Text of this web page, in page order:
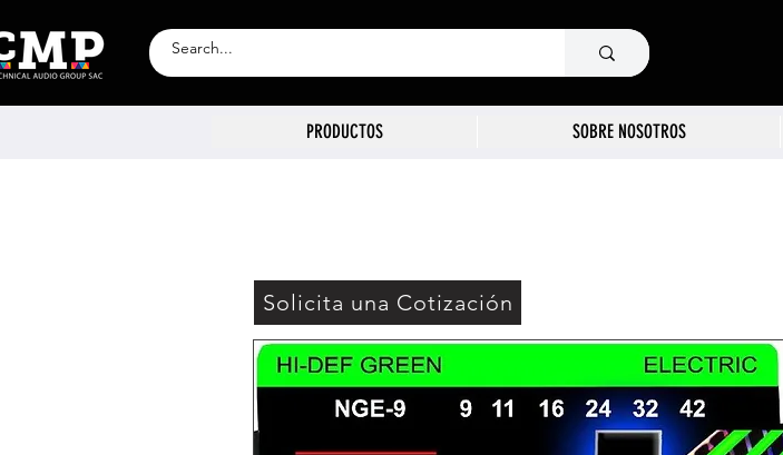
PRODUCTOS SOBRE NOSOTROS
Solicita una Cotización